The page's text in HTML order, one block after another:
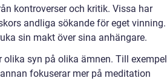
kontroverser och kritik. Vissa har
andliga sökande för eget vinning.
sin makt över sina anhängare.
syn på olika ämnen. Till exempel
fokuserar mer på meditation